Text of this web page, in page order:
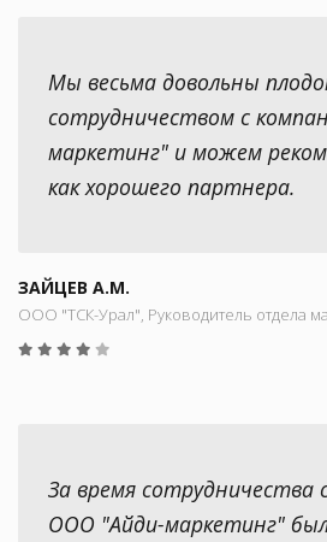
Мы весьма довольны
сотрудничеством с
маркетинг" и можем
как хорошего партнера.
ЗАЙЦЕВ А.М.
ООО "ТСК-Урал", Руководитель отдела
За время сотрудничества
ООО "Айди-маркетинг"